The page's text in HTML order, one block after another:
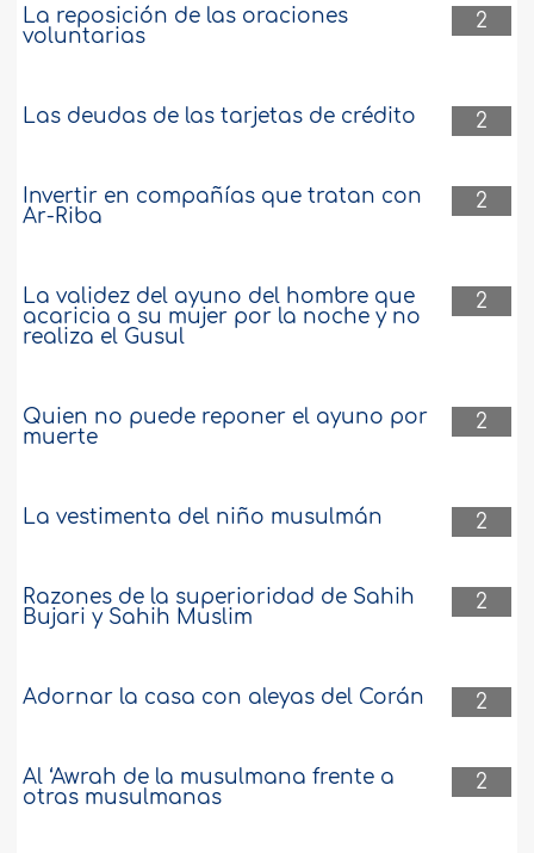
2
La reposición de las oraciones
voluntarias
2
Las deudas de las tarjetas de crédito
2
Invertir en compañías que tratan con
Ar-Riba
2
La validez del ayuno del hombre que
acaricia a su mujer por la noche y no
realiza el Gusul
2
Quien no puede reponer el ayuno por
muerte
2
La vestimenta del niño musulmán
2
Razones de la superioridad de Sahih
Bujari y Sahih Muslim
2
Adornar la casa con aleyas del Corán
2
Al ‘Awrah de la musulmana frente a
otras musulmanas